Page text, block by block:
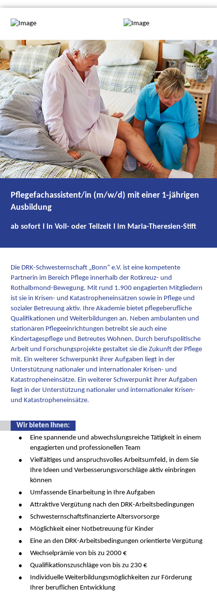
Pflegefachassistent/in (m/w/d) mit einer 1-jährigen
Ausbildung
ab sofort I in Voll- oder Teilzeit I im Maria-Theresien-Stift
Die DRK-Schwesternschaft „Bonn“ e.V. ist eine kompetente
Partnerin im Bereich Pflege innerhalb der Rotkreuz- und
Rothalbmond-Bewegung. Mit rund 1.900 engagierten Mitgliedern
ist sie in Krisen- und Katastropheneinsätzen sowie in Pflege und
sozialer Betreuung aktiv. Ihre Akademie bietet pflegeberufliche
Qualifikationen und Weiterbildungen an. Neben ambulanten und
stationären Pflegeeinrichtungen betreibt sie auch eine
Kindertagespflege und Betreutes Wohnen. Durch berufspolitische
Arbeit und Forschungsprojekte gestaltet sie die Zukunft der Pflege
mit. Ein weiterer Schwerpunkt ihrer Aufgaben liegt in der
Unterstützung nationaler und internationaler Krisen- und
Katastropheneinsätze. Ein weiterer Schwerpunkt ihrer Aufgaben
liegt in der Unterstützung nationaler und internationaler Krisen-
und Katastropheneinsätze.
Wir bieten Ihnen:
Eine spannende und abwechslungsreiche Tätigkeit in einem
engagierten und professionellen Team
Vielfältiges und anspruchsvolles Arbeitsumfeld, in dem Sie
Ihre Ideen und Verbesserungsvorschläge aktiv einbringen
können
Umfassende Einarbeitung in Ihre Aufgaben
Attraktive Vergütung nach den DRK-Arbeitsbedingungen
Schwesternschaftsfinanzierte Altersvorsorge
Möglichkeit einer Notbetreuung für Kinder
Eine an den DRK-Arbeitsbedingungen orientierte Vergütung
Wechselprämie von bis zu 2000 €
Qualifikationszuschläge von bis zu 230 €
Individuelle Weiterbildungsmöglichkeiten zur Förderung
Ihrer beruflichen Entwicklung